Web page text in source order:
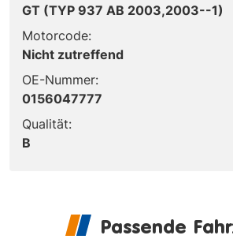
GT (TYP 937 AB 2003,2003--1)
Motorcode:
Nicht zutreffend
OE-Nummer:
0156047777
Qualität:
B
Passende